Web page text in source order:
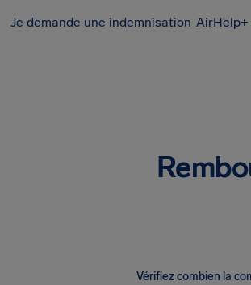
Je demande une indemnisation
Vérifiez combien la